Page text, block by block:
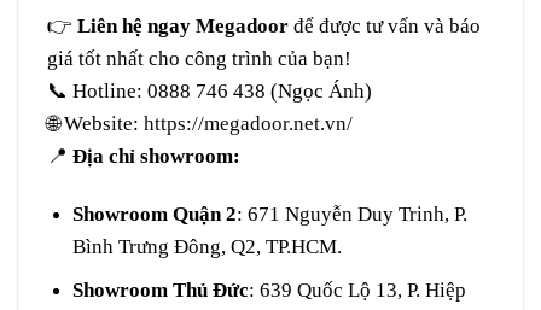
👉 Liên hệ ngay Megadoor để được tư vấn và báo
giá tốt nhất cho công trình của bạn!
📞 Hotline: 0888 746 438 (Ngọc Ánh)
🌐 Website: https://megadoor.net.vn/
📍 Địa chỉ showroom:
Showroom Quận 2: 671 Nguyễn Duy Trinh, P.
Bình Trưng Đông, Q2, TP.HCM.
Showroom Thủ Đức: 639 Quốc Lộ 13, P. Hiệp